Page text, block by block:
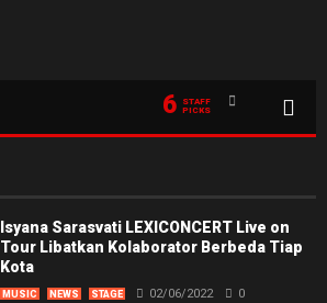
6
STAFF
PICKS
Isyana Sarasvati LEXICONCERT Live on
Tour Libatkan Kolaborator Berbeda Tiap
Kota
MUSIC NEWS STAGE 02/06/2022 0